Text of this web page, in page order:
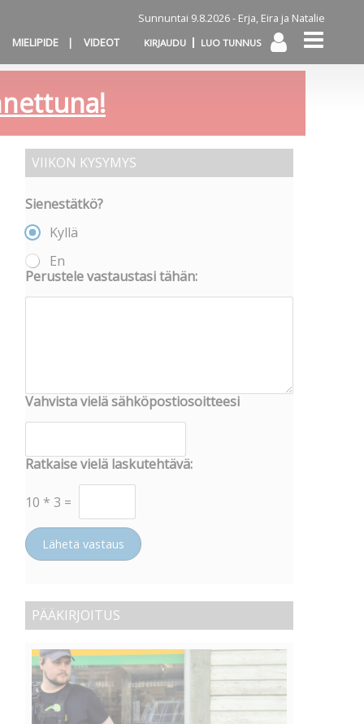
Sunnuntai 9.8.2026 - Erja, Eira ja Natalie
MIELIPIDE
VIDEOT KIRJAUDU LUO TUNNUS
VIIKON KYSYMYS
Sienestätkö?
Kyllä
En
Perustele vastaustasi tähän:
Vahvista vielä sähköpostiosoitteesi
Ratkaise vielä laskutehtävä:
10 * 3 =
Lähetä vastaus
PÄÄKIRJOITUS